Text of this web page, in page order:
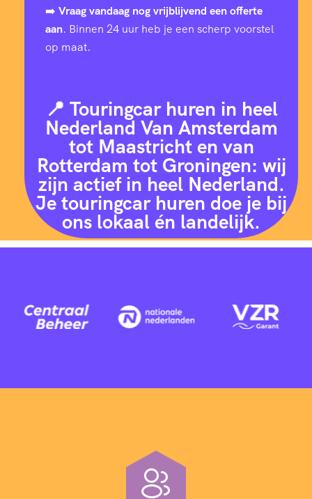
➡️ Vraag vandaag nog vrijblijvend een offerte
aan. Binnen 24 uur heb je een scherp voorstel
op maat.
📍 Touringcar huren in heel
Nederland Van Amsterdam
tot Maastricht en van
Rotterdam tot Groningen: wij
zijn actief in heel Nederland.
Je touringcar huren doe je bij
ons lokaal én landelijk.